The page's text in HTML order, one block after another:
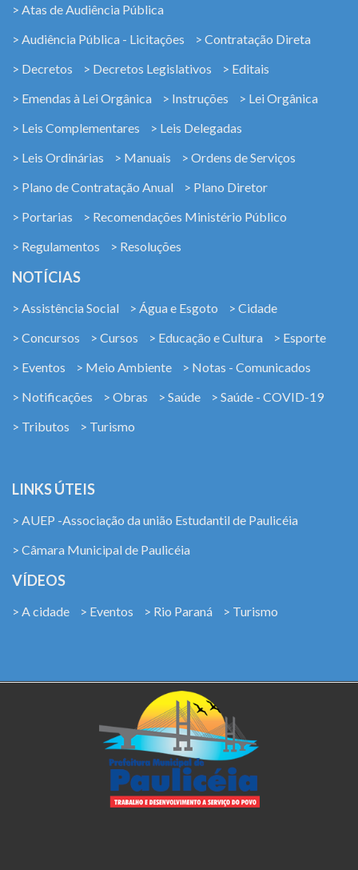
> Atas de Audiência Pública
> Audiência Pública - Licitações
> Contratação Direta
> Decretos
> Decretos Legislativos
> Editais
> Emendas à Lei Orgânica
> Instruções
> Lei Orgânica
> Leis Complementares
> Leis Delegadas
> Leis Ordinárias
> Manuais
> Ordens de Serviços
> Plano de Contratação Anual
> Plano Diretor
> Portarias
> Recomendações Ministério Público
> Regulamentos
> Resoluções
NOTÍCIAS
> Assistência Social > Água e Esgoto
> Cidade
> Concursos
> Cursos > Educação e Cultura
> Esporte
> Eventos
> Meio Ambiente
> Notas - Comunicados
> Notificações
> Obras > Saúde
> Saúde - COVID-19
> Tributos
> Turismo
LINKS ÚTEIS
> AUEP -Associação da união Estudantil de Paulicéia
> Câmara Municipal de Paulicéia
VÍDEOS
> A cidade > Eventos > Rio Paraná > Turismo